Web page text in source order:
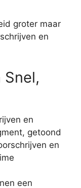
groter maar
en
en
getoond
en
een